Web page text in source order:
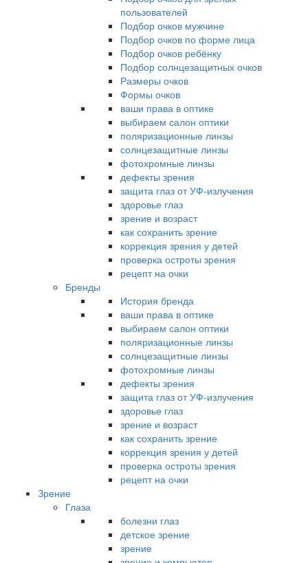
пользователей
Подбор очков мужчине
Подбор очков по форме лица
Подбор очков ребёнку
Подбор солнцезащитных очков
Размеры очков
Формы очков
ваши права в оптике
выбираем салон оптики
поляризационные линзы
солнцезащитные линзы
фотохромные линзы
дефекты зрения
защита глаз от УФ-излучения
здоровье глаз
зрение и возраст
как сохранить зрение
коррекция зрения у детей
проверка остроты зрения
рецепт на очки
Бренды
История бренда
ваши права в оптике
выбираем салон оптики
поляризационные линзы
солнцезащитные линзы
фотохромные линзы
дефекты зрения
защита глаз от УФ-излучения
здоровье глаз
зрение и возраст
как сохранить зрение
коррекция зрения у детей
проверка остроты зрения
рецепт на очки
Зрение
Глаза
болезни глаз
детское зрение
зрение